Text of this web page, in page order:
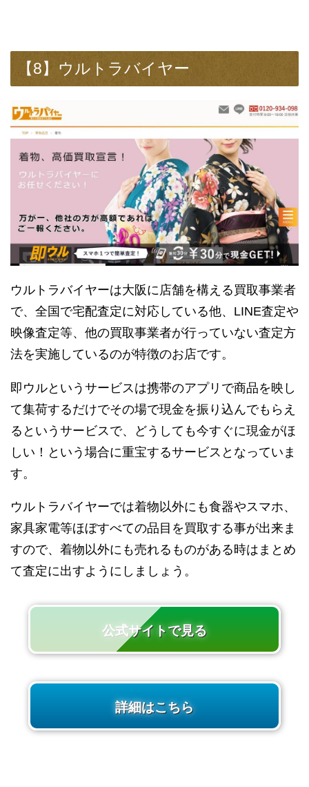
【8】ウルトラバイヤー
ウルトラバイヤーは大阪に店舗を構える買取事業者
で、全国で宅配査定に対応している他、LINE査定や
映像査定等、他の買取事業者が行っていない査定方
法を実施しているのが特徴のお店です。
即ウルというサービスは携帯のアプリで商品を映し
て集荷するだけでその場で現金を振り込んでもらえ
るというサービスで、どうしても今すぐに現金がほ
しい！という場合に重宝するサービスとなっていま
す。
ウルトラバイヤーでは着物以外にも食器やスマホ、
家具家電等ほぼすべての品目を買取する事が出来ま
すので、着物以外にも売れるものがある時はまとめ
て査定に出すようにしましょう。
公式サイトで見る
詳細はこちら